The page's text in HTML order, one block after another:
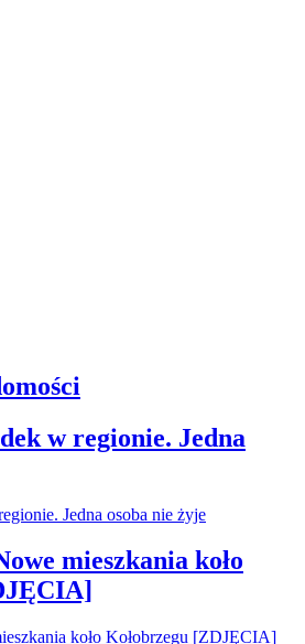
w regionie. Jedna
mieszkania koło